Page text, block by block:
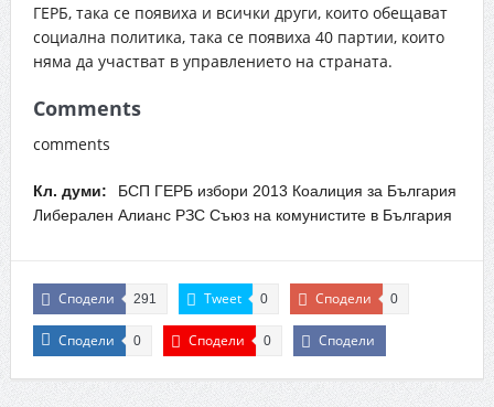
ГЕРБ, така се появиха и всички други, които обещават
социална политика, така се появиха 40 партии, които
няма да участват в управлението на страната.
Comments
comments
Кл. думи:
БСП ГЕРБ избори 2013 Коалиция за България
Либерален Алианс РЗС Съюз на комунистите в България
Сподели 291 Tweet 0 Сподели 0
Сподели 0 Сподели 0 Сподели